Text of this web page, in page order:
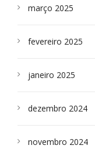
março 2025
fevereiro 2025
janeiro 2025
dezembro 2024
novembro 2024